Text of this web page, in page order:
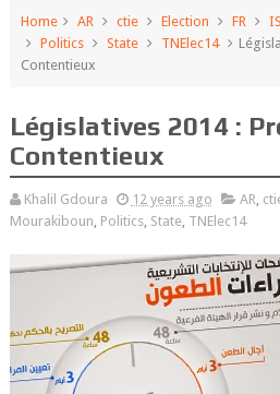
Home AR ctie Election FR
Politics
State TNElec14
Contentieux
Législatives 2014 :
Contentieux
Khalil Gdoura 12 years ago AR,
Mourakiboun, Politics, State, TNElec14